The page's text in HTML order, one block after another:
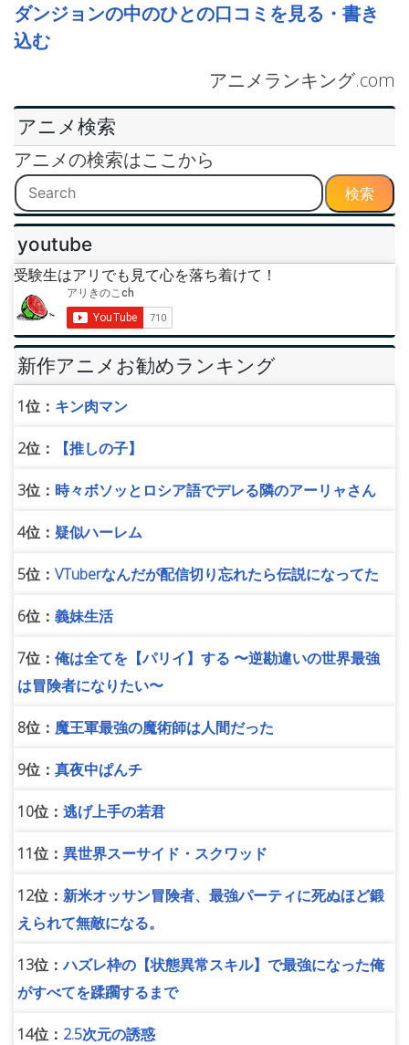
ダンジョンの中のひとの口コミを見る・書き
込む
アニメランキング.com
アニメ検索
アニメの検索はここから
検索
youtube
受験生はアリでも見て心を落ち着けて！
新作アニメお勧めランキング
1位： キン肉マン
2位： 【推しの子】
3位： 時々ボソッとロシア語でデレる隣のアーリャさん
4位： 疑似ハーレム
5位： VTuberなんだが配信切り忘れたら伝説になってた
6位： 義妹生活
7位： 俺は全てを【パリイ】する 〜逆勘違いの世界最強
は冒険者になりたい〜
8位： 魔王軍最強の魔術師は人間だった
9位： 真夜中ぱんチ
10位： 逃げ上手の若君
11位： 異世界スーサイド・スクワッド
12位： 新米オッサン冒険者、最強パーティに死ぬほど鍛
えられて無敵になる。
13位：ハズレ枠の【状態異常スキル】で最強になった俺
がすべてを蹂躙するまで
14位： 2.5次元の誘惑